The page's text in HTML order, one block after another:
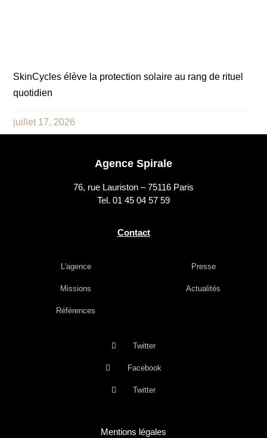
SkinCycles élève la protection solaire au rang de rituel
quotidien
juillet 17, 2026
Agence Spirale
76, rue Lauriston – 75116 Paris
Tel. 01 45 04 57 59
Contact
L'agence
Missions
Références
Presse
Actualités
Twitter
Facebook
Twitter
Mentions légales